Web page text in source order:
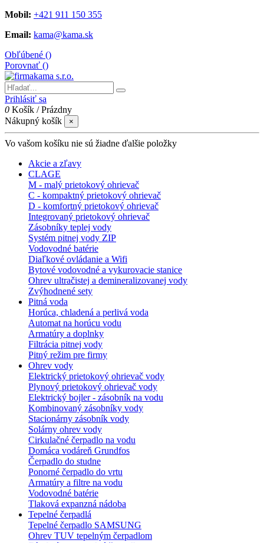
Mobil: +421 911 150 355
Email: kama@kama.sk
Obľúbené ()
Porovnať ()
Prihlásiť sa
0 Košík /Prázdny
Nákupný košík
×
Vo vašom košíku nie sú žiadne ďalšie položky
Akcie a zľavy
CLAGE
M - malý prietokový ohrievač
C - kompaktný prietokový ohrievač
D - komfortný prietokový ohrievač
Integrovaný prietokový ohrievač
Zásobníky teplej vody
Systém pitnej vody ZIP
Vodovodné batérie
Diaľkové ovládanie a Wifi
Bytové vodovodné a vykurovacie stanice
Ohrev ultračistej a demineralizovanej vody
Zvýhodnené sety
Pitná voda
Horúca, chladená a perlivá voda
Automat na horúcu vodu
Armatúry a doplnky
Filtrácia pitnej vody
Pitný režim pre firmy
Ohrev vody
Elektrický prietokový ohrievač vody
Plynový prietokový ohrievač vody
Elektrický bojler - zásobník na vodu
Kombinovaný zásobníky vody
Stacionárny zásobník vody
Solárny ohrev vody
Cirkulačné čerpadlo na vodu
Domáca vodáreň Grundfos
Čerpadlo do studne
Ponorné čerpadlo do vrtu
Armatúry a filtre na vodu
Vodovodné batérie
Tlaková expanzná nádoba
Tepelné čerpadlá
Tepelné čerpadlo SAMSUNG
Ohrev TUV tepelným čerpadlom